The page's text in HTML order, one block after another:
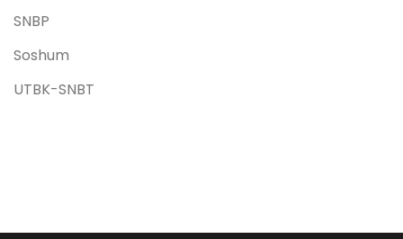
SNBP
Soshum
UTBK-SNBT